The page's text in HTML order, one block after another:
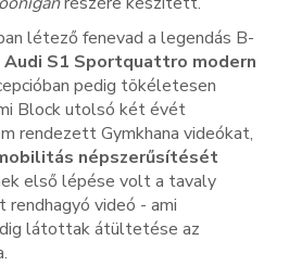
létező fenevad a legendás B-
Audi S1 Sportquattro modern
pedig tökéletesen
Block utolsó két évét
rendezett Gymkhana videókat,
népszerűsítését
első lépése volt a tavaly
videó - ami
látottak átültetése az